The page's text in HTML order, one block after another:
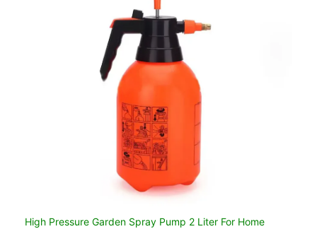
High Pressure Garden Spray Pump 2 Liter For Home